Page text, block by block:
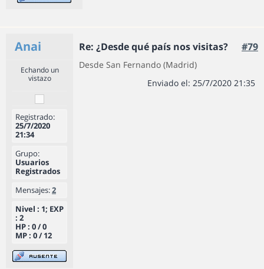
Anai Re: ¿Desde qué país nos visitas? #79
Echando un
vistazo
Registrado:
25/7/2020
21:34
Grupo:
Usuarios
Registrados
Mensajes:2
Nivel : 1; EXP
: 2
HP : 0 / 0
MP : 0 / 12
Desde San Fernando (Madrid)
Enviado el: 25/7/2020 21:35